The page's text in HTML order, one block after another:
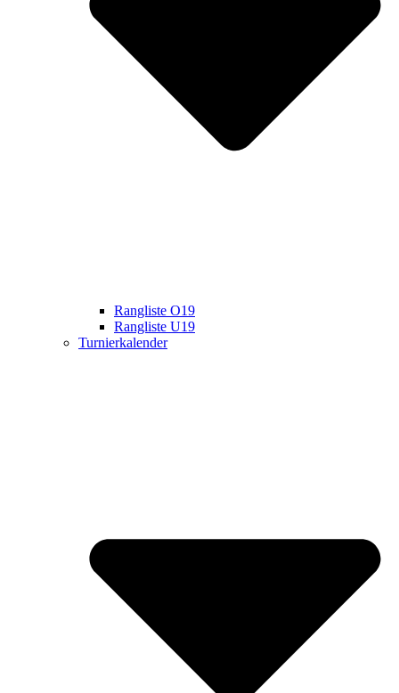
Rangliste O19
Rangliste U19
Turnierkalender